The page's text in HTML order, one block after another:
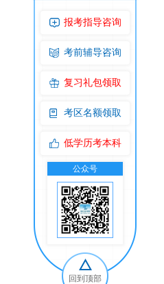
报考指导咨询
考前辅导咨询
复习礼包领取
考区名额领取
低学历考本科
公众号
回到顶部